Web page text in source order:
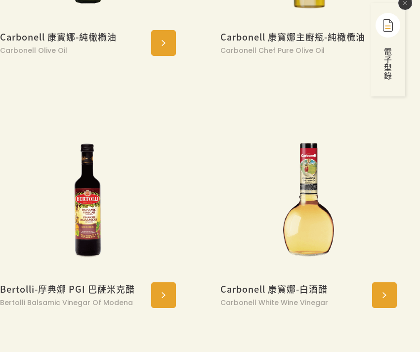
Carbonell 康寶娜-純橄欖油
Carbonell Olive Oil
Carbonell 康寶娜主廚瓶-純橄欖油
Carbonell Chef Pure Olive Oil
Bertolli-摩典娜 PGI 巴薩米克醋
Bertolli Balsamic Vinegar Of Modena
Carbonell 康寶娜-白酒醋
Carbonell White Wine Vinegar
電
子
型
錄